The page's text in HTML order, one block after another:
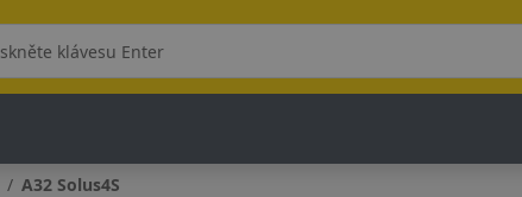
A32 Solus4S